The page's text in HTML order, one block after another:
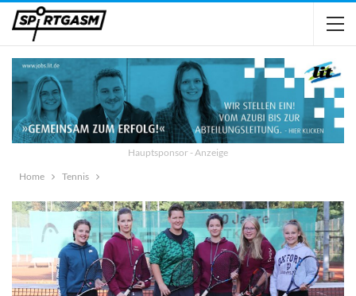
Hauptsponsor - Anzeige
Home
Tennis